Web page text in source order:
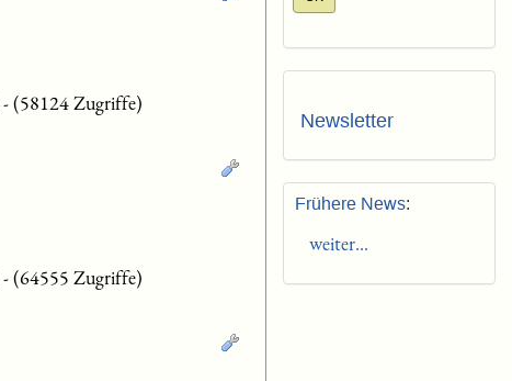
-(58124 Zugriffe)
-(64555 Zugriffe)
Newsletter
Frühere News:
weiter...